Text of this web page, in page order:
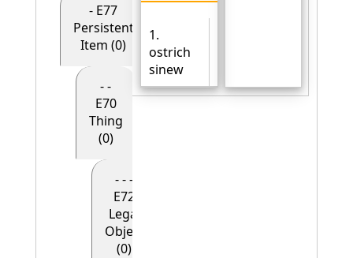
- E77
Persistent
Item (0)
- -
E70
Thing
(0)
- - -
E72
Legal
Object
(0)
1.
ostrich
sinew